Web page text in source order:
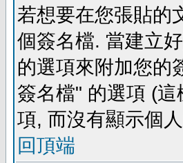
若想要在您張貼的
個簽名檔. 當建立
的選項來附加您的
簽名檔" 的選項 (
項, 而沒有顯示個
回頂端